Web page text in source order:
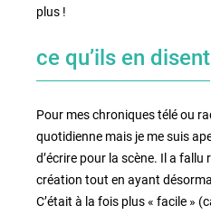
plus !
ce qu’ils en disent
Pour mes chroniques télé ou
quotidienne mais je me suis
d’écrire pour la scène. Il a
création tout en ayant
C’était à la fois plus « facile »